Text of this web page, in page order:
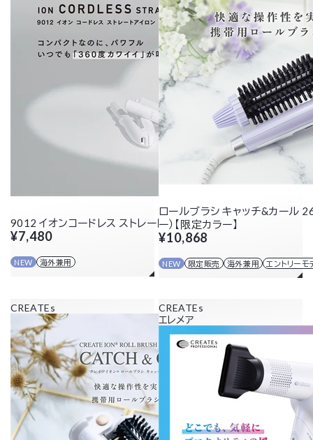
9012 イオンコードレス ストレートアイロン
¥7,480
NEW 海外兼用
ロールブラシ キャッチ&カール
ー）【限定カラー】
¥10,868
NEW 限定販売 海外兼用 エントリーモ
CREATEs
CREATEs
エレメア